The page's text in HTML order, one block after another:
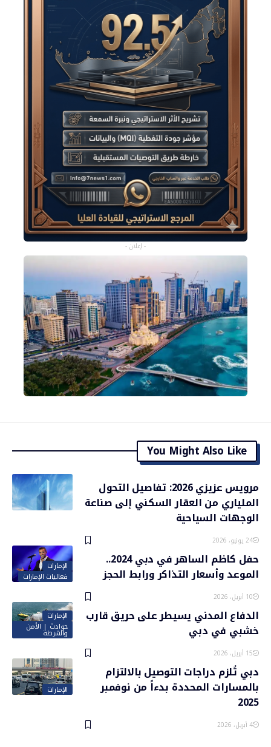
- إعلان -
You Might Also Like
مرويس عزيزي 2026: تفاصيل التحول
الملياري من العقار السكني إلى صناعة
الوجهات السياحية
24 يونيو، 2026
الإمارات
فعاليات الإمارات
حفل كاظم الساهر في دبي 2024..
الموعد وأسعار التذاكر ورابط الحجز
10 أبريل، 2026
الإمارات
حوادث | الأمن
والشرطة
الدفاع المدني يسيطر على حريق قارب
خشبي في دبي
15 أبريل، 2026
الإمارات
دبي تُلزم دراجات التوصيل بالالتزام
بالمسارات المحددة بدءاً من نوفمبر
2025
4 أبريل، 2026